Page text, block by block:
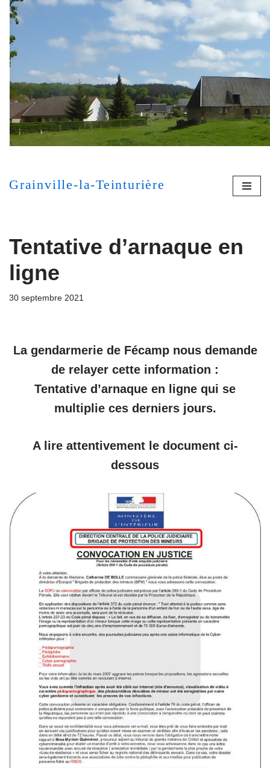
Aller
au
contenu
Grainville-la-Teinturière
Tentative d’arnaque en
ligne
30 septembre 2021
La gendarmerie de Fécamp nous demande
de relayer cette information :
Tentative d’arnaque en ligne qui se
multiplie ces derniers jours.
A lire attentivement le document ci-
dessous